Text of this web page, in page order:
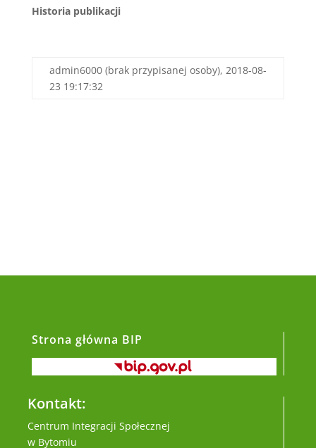
Historia publikacji
admin6000 (brak przypisanej osoby), 2018-08-
23 19:17:32
Strona główna BIP
Kontakt:
Centrum Integracji Społecznej
w Bytomiu